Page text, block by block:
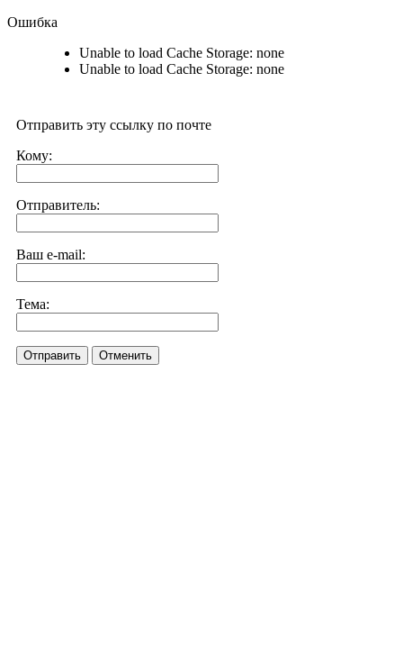
Ошибка
Unable to load Cache Storage: none
Unable to load Cache Storage: none
Отправить эту ссылку по почте
Кому:
Отправитель:
Ваш e-mail:
Тема:
Отправить Отменить